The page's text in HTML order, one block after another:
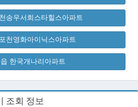
송우서희스타힐스아파트
천영화아이닉스아파트
한국개나리아파트
조회 정보